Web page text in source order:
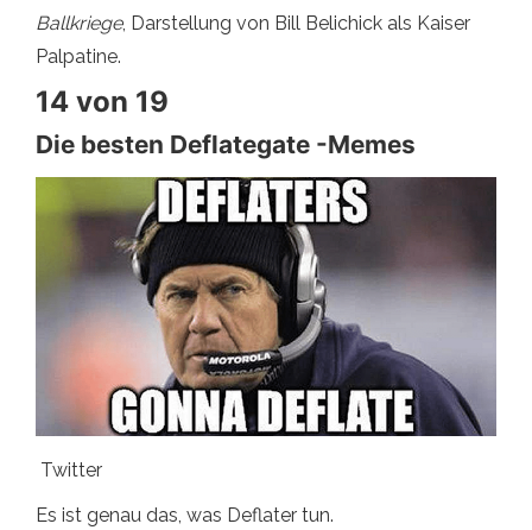
Ballkriege, Darstellung von Bill Belichick als Kaiser
Palpatine.
14 von 19
Die besten Deflategate -Memes
Twitter
Es ist genau das, was Deflater tun.